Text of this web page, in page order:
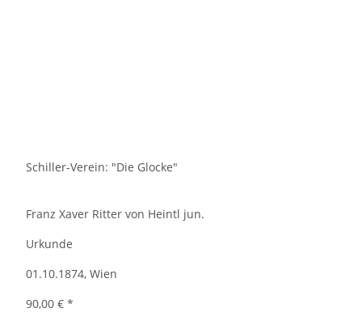
Schiller-Verein: "Die Glocke"
Franz Xaver Ritter von Heintl jun.
Urkunde
01.10.1874, Wien
90,00 € *